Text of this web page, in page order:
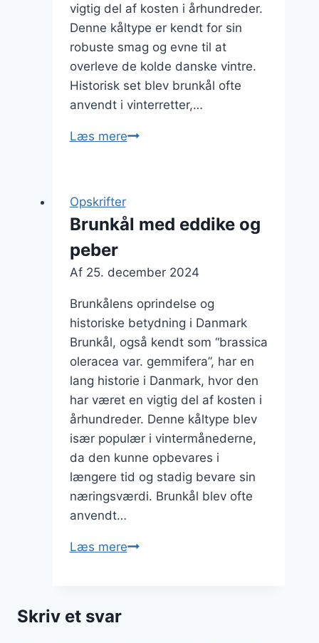
vigtig del af kosten i århundreder.
Denne kåltype er kendt for sin
robuste smag og evne til at
overleve de kolde danske vintre.
Historisk set blev brunkål ofte
anvendt i vinterretter,…
Læs mereBrunkål
Opskrifter
Brunkål med eddike og
peber
Af 25. december 2024
Brunkålens oprindelse og
historiske betydning i Danmark
Brunkål, også kendt som “brassica
oleracea var. gemmifera”, har en
lang historie i Danmark, hvor den
har været en vigtig del af kosten i
århundreder. Denne kåltype blev
især populær i vintermånederne,
da den kunne opbevares i
længere tid og stadig bevare sin
næringsværdi. Brunkål blev ofte
anvendt…
Læs mereBrunkål
Skriv et svar